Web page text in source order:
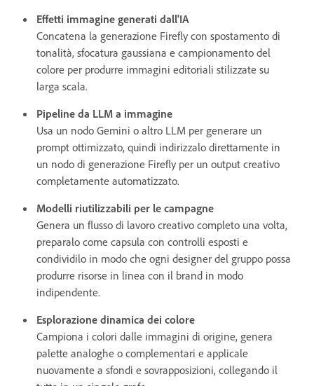
Effetti immagine generati dall'IA
Concatena la generazione Firefly con spostamento di
tonalità, sfocatura gaussiana e campionamento del
colore per produrre immagini editoriali stilizzate su
larga scala.
Pipeline da LLM a immagine
Usa un nodo Gemini o altro LLM per generare un
prompt ottimizzato, quindi indirizzalo direttamente in
un nodo di generazione Firefly per un output creativo
completamente automatizzato.
Modelli riutilizzabili per le campagne
Genera un flusso di lavoro creativo completo una volta,
preparalo come capsula con controlli esposti e
condividilo in modo che ogni designer del gruppo possa
produrre risorse in linea con il brand in modo
indipendente.
Esplorazione dinamica dei colore
Campiona i colori dalle immagini di origine, genera
palette analoghe o complementari e applicale
nuovamente a sfondi e sovrapposizioni, collegando il